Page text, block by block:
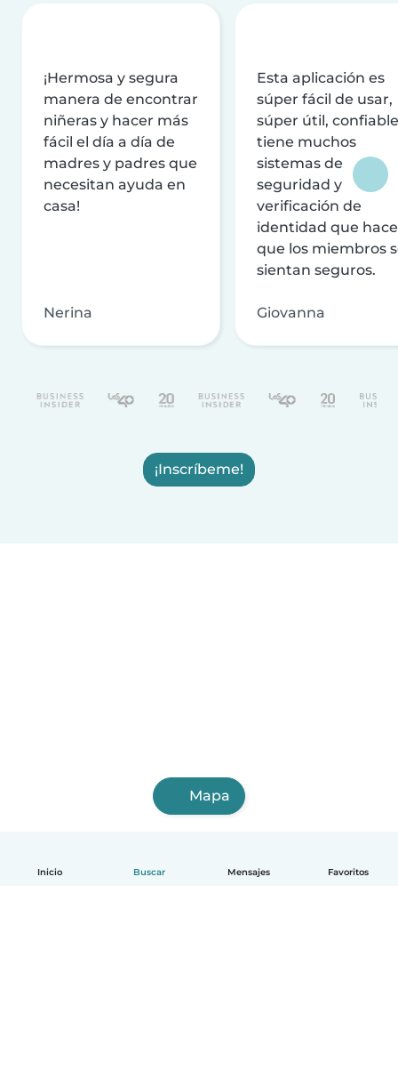
Inicio Buscar Mensajes Favoritos
¡Hermosa y segura
manera de encontrar
niñeras y hacer más
fácil el día a día de
madres y padres que
necesitan ayuda en
casa!
Nerina
Esta aplicación es
súper fácil de usar,
súper útil,
tiene muchos
sistemas de
seguridad y
verificación de
identidad que
que los miembros
sientan seguros.
Giovanna
¡Inscríbeme!
Mapa